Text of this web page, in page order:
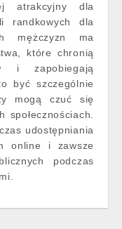
atrakcyjny dla
randkowych dla
mężczyzn ma
które chronią
i zapobiegają
być szczególnie
mogą czuć się
udostępniania
online i zawsze
podczas